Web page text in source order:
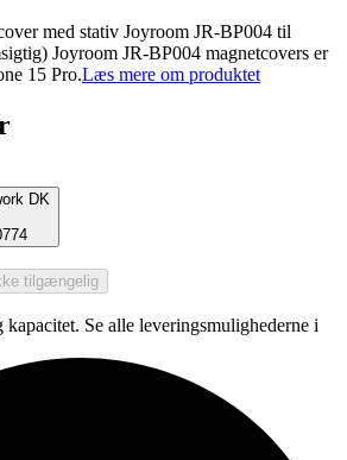
med stativ Joyroom JR-BP004 til
Joyroom JR-BP004 magnetcovers er
15 Pro.Læs mere om produktet
DK
tilgængelig
Se alle leveringsmulighederne i